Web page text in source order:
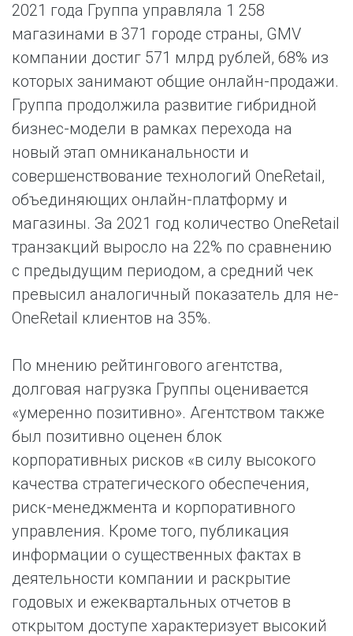
2021 года Группа управляла 1 258
магазинами в 371 городе страны, GMV
компании достиг 571 млрд рублей, 68% из
которых занимают общие онлайн-продажи.
Группа продолжила развитие гибридной
бизнес-модели в рамках перехода на
новый этап омниканальности и
совершенствование технологий OneRetail,
объединяющих онлайн-платформу и
магазины. За 2021 год количество OneRetail
транзакций выросло на 22% по сравнению
с предыдущим периодом, а средний чек
превысил аналогичный показатель для не-
OneRetail клиентов на 35%.
По мнению рейтингового агентства,
долговая нагрузка Группы оценивается
«умеренно позитивно». Агентством также
был позитивно оценен блок
корпоративных рисков «в силу высокого
качества стратегического обеспечения,
риск-менеджмента и корпоративного
управления. Кроме того, публикация
информации о существенных фактах в
деятельности компании и раскрытие
годовых и ежеквартальных отчетов в
открытом доступе характеризует высокий